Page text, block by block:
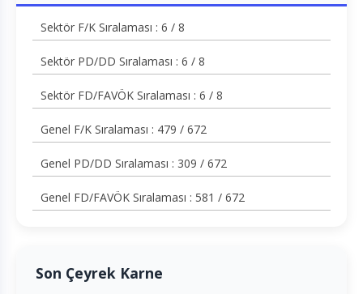
Sektör F/K Sıralaması : 6 / 8
Sektör PD/DD Sıralaması : 6 / 8
Sektör FD/FAVÖK Sıralaması : 6 / 8
Genel F/K Sıralaması : 479 / 672
Genel PD/DD Sıralaması : 309 / 672
Genel FD/FAVÖK Sıralaması : 581 / 672
Son Çeyrek Karne